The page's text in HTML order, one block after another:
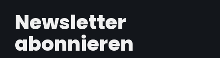
Newsletter
abonnieren